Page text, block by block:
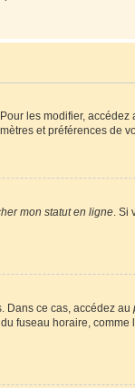
les modifier, accédez
et préférences de
mon statut en ligne. Si
Dans ce cas, accédez au
fuseau horaire,